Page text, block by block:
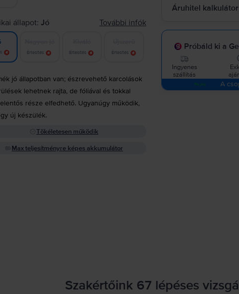
állapot:Jó További infók
Értesítés Értesítés Értesítés
jó állapotban van; észrevehető karcolások
lehetnek rajta, de fóliával és tokkal
része elfedhető. Ugyanúgy működik,
új készülék.
Tökéletesen működik
Max teljesítményre képes akkumulátor
Áruhitel kalkulátor
Próbáld ki a
Ingyenes
szállítás
A
Szakértőink 67 lépéses